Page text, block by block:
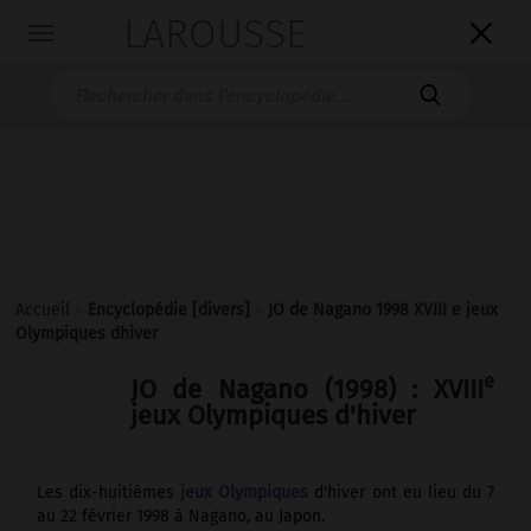


JO de Nagano (1998) : XVIIIe
jeux Olympiques d'hiver
Les dix-huitièmes
d'hiver ont eu lieu du 7
au 22 février 1998 à Nagano, au Japon.